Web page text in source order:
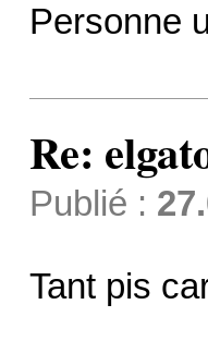
Personne
Re:
Publié :
Tant pis